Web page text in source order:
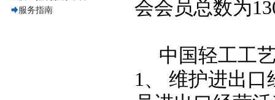
服务指南
会会员总数为
中国轻工工
1、 维护进出